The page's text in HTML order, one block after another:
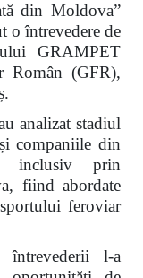
din Moldova”
o întrevedere de
GRAMPET
Român (GFR),
analizat stadiul
companiile din
inclusiv prin
fiind abordate
feroviar
l-a